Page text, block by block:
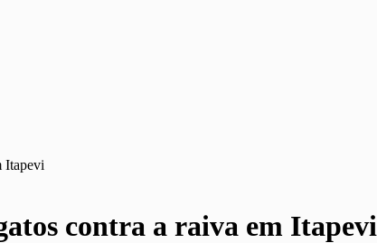
Itapevi
contra a raiva em Itapevi